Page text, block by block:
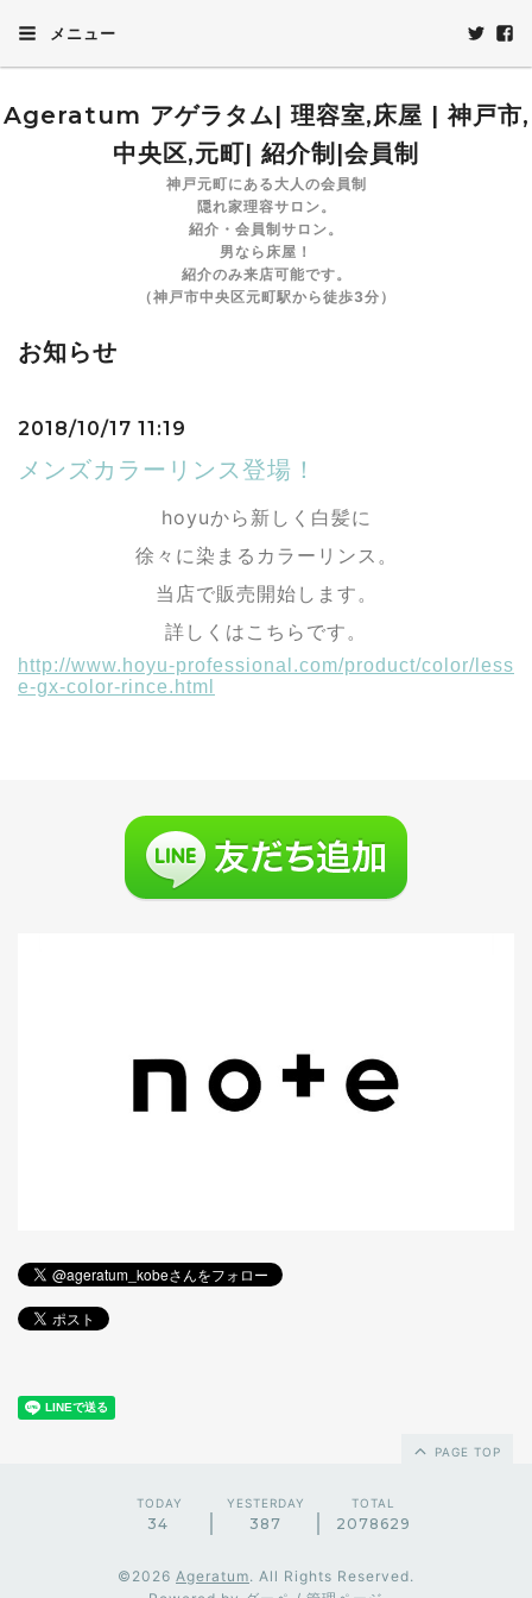
メニュー
Ageratum アゲラタム| 理容室,床屋 | 神戸市,
中央区,元町| 紹介制|会員制
神戸元町にある大人の会員制
隠れ家理容サロン。
紹介・会員制サロン。
男なら床屋！
紹介のみ来店可能です。
（神戸市中央区元町駅から徒歩3分）
お知らせ
2018/10/17 11:19
メンズカラーリンス登場！
hoyuから新しく白髪に
徐々に染まるカラーリンス。
当店で販売開始します。
詳しくはこちらです。
http://www.hoyu-professional.com/product/color/less
e-gx-color-rince.html
PAGE TOP
TODAY
34
YESTERDAY
387
TOTAL
2078629
©2026 Ageratum. All Rights Reserved.